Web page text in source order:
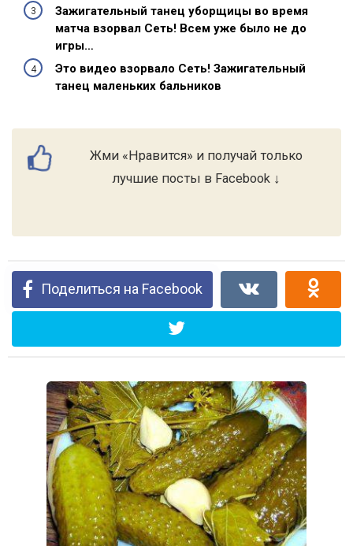
Зажигательный танец уборщицы во время
матча взорвал Сеть! Всем уже было не до
игры…
Это видео взорвало Сеть! Зажигательный
танец маленьких бальников
Жми «Нравится» и получай только
лучшие посты в Facebook ↓
Поделиться на Facebook